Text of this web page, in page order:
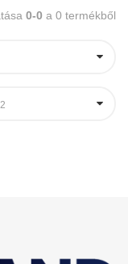
0-0 a 0 termékből